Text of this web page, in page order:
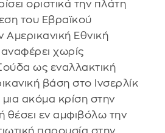
οριστικά την πλάτη
του Εβραϊκού
Αμερικανική Εθνική
χωρίς
ως εναλλακτική
βάση στο Ινσερλίκ
ακόμα κρίση στην
θέσει εν αμφιβόλω την
παρουσία στην